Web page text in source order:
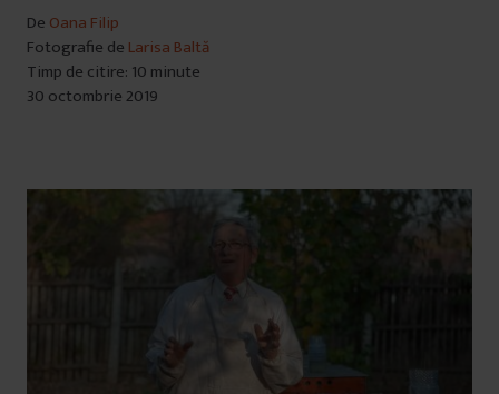
De Oana Filip
Fotografie de Larisa Baltă
Timp de citire: 10 minute
30 octombrie 2019